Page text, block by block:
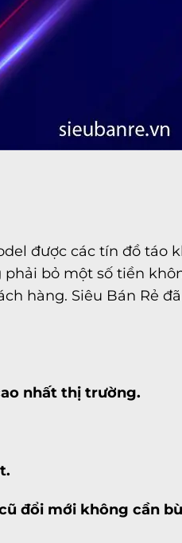
được các tín đồ táo
bỏ một số tiền
hàng. Siêu Bán Rẻ
nhất thị trường.
đổi mới không cần